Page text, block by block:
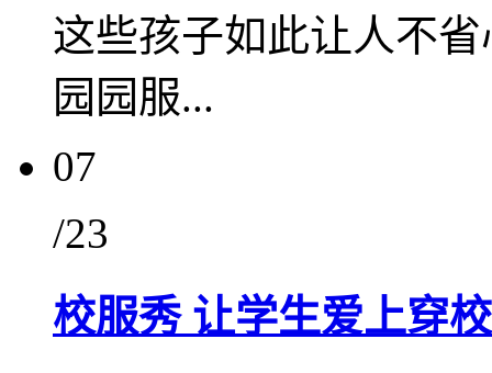
这些孩子如此让人不
园园服...
07
/23
校服秀 让学生爱上穿